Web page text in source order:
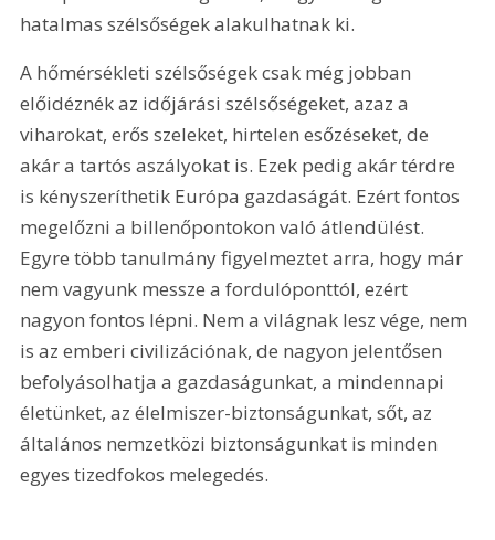
hatalmas szélsőségek alakulhatnak ki.
A hőmérsékleti szélsőségek csak még jobban
előidéznék az időjárási szélsőségeket, azaz a
viharokat, erős szeleket, hirtelen esőzéseket, de
akár a tartós aszályokat is. Ezek pedig akár térdre
is kényszeríthetik Európa gazdaságát. Ezért fontos
megelőzni a billenőpontokon való átlendülést.
Egyre több tanulmány figyelmeztet arra, hogy már
nem vagyunk messze a fordulóponttól, ezért
nagyon fontos lépni. Nem a világnak lesz vége, nem
is az emberi civilizációnak, de nagyon jelentősen
befolyásolhatja a gazdaságunkat, a mindennapi
életünket, az élelmiszer-biztonságunkat, sőt, az
általános nemzetközi biztonságunkat is minden
egyes tizedfokos melegedés.